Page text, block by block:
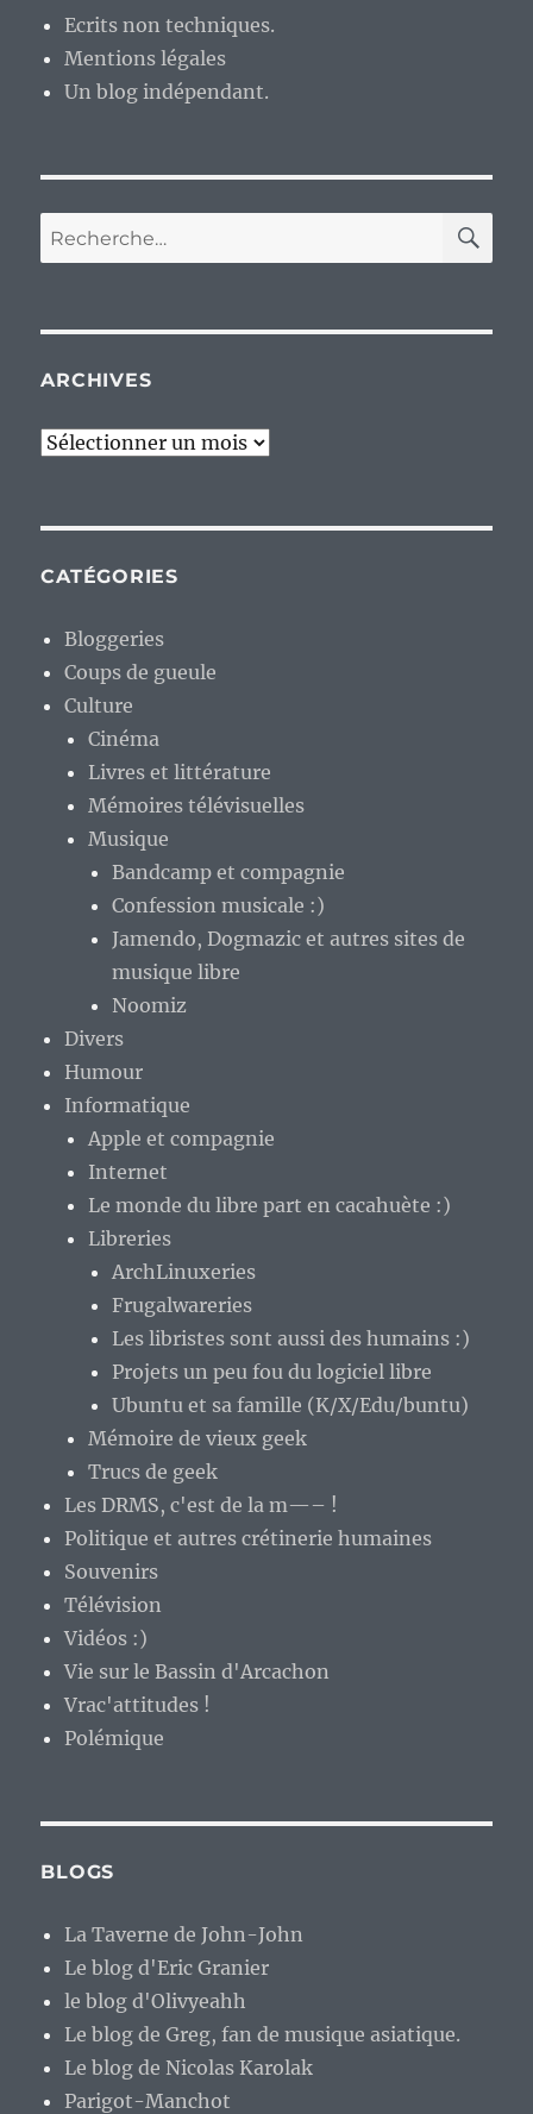
Ecrits non techniques.
Mentions légales
Un blog indépendant.
Recherche
pour :
ARCHIVES
Archives
CATÉGORIES
Bloggeries
Coups de gueule
Culture
Cinéma
Livres et littérature
Mémoires télévisuelles
Musique
Bandcamp et compagnie
Confession musicale :)
Jamendo, Dogmazic et autres sites de
musique libre
Noomiz
Divers
Humour
Informatique
Apple et compagnie
Internet
Le monde du libre part en cacahuète :)
Libreries
ArchLinuxeries
Frugalwareries
Les libristes sont aussi des humains :)
Projets un peu fou du logiciel libre
Ubuntu et sa famille (K/X/Edu/buntu)
Mémoire de vieux geek
Trucs de geek
Les DRMS, c'est de la m—– !
Politique et autres crétinerie humaines
Souvenirs
Télévision
Vidéos :)
Vie sur le Bassin d'Arcachon
Vrac'attitudes !
Polémique
BLOGS
La Taverne de John-John
Le blog d'Eric Granier
le blog d'Olivyeahh
Le blog de Greg, fan de musique asiatique.
Le blog de Nicolas Karolak
Parigot-Manchot